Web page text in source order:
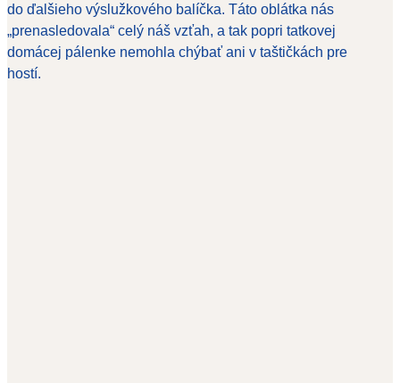
do ďalšieho výslužkového balíčka. Táto oblátka nás
„prenasledovala“ celý náš vzťah, a tak popri tatkovej
domácej pálenke nemohla chýbať ani v taštičkách pre
hostí.